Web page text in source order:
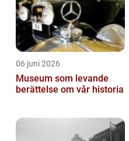
06 juni 2026
Museum som levande
berättelse om vår historia